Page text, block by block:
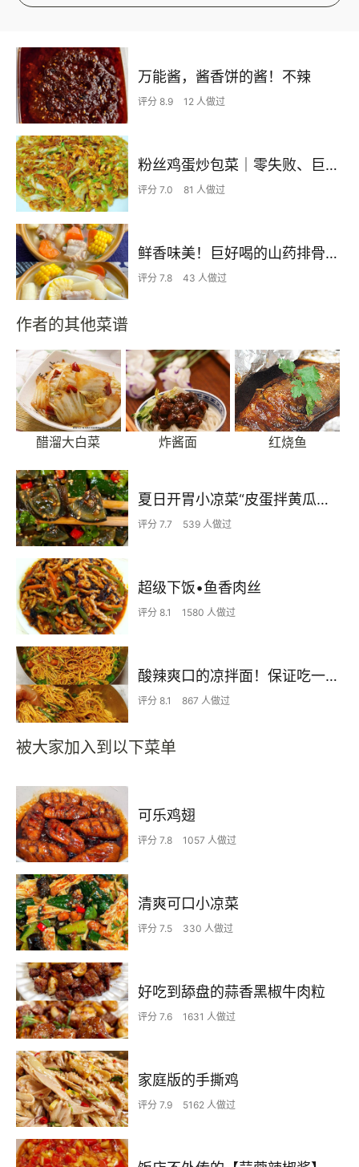
万能酱，酱香饼的酱！不辣
评分 8.9 12 人做过
粉丝鸡蛋炒包菜｜零失败、巨下饭
评分 7.0 81 人做过
鲜香味美！巨好喝的山药排骨汤！！
评分 7.8 43 人做过
作者的其他菜谱
醋溜大白菜 炸酱面 红烧鱼
夏日开胃小凉菜“皮蛋拌黄瓜🥒”开胃减脂
评分 7.7 539 人做过
超级下饭•鱼香肉丝
评分 8.1 1580 人做过
酸辣爽口的凉拌面！保证吃一次就上瘾
评分 8.1 867 人做过
被大家加入到以下菜单
可乐鸡翅
评分 7.8 1057 人做过
清爽可口小凉菜
评分 7.5 330 人做过
好吃到舔盘的蒜香黑椒牛肉粒
评分 7.6 1631 人做过
家庭版的手撕鸡
评分 7.9 5162 人做过